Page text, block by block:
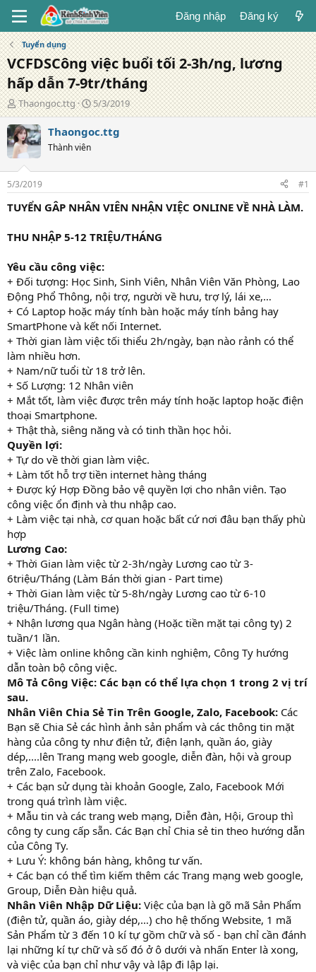
Đăng nhập Đăng ký
Tuyển dụng
VCFDSCông việc buổi tối 2-3h/ng, lương
hấp dẫn 7-9tr/tháng
T
á
c
g
i
ả
Thaongoc.ttg
N
g
à
g
5/3/2019
Thaongoc.ttg
Thành viên
5/3/2019 #1
TUYỂN GÂP NHÂN VIÊN NHẬN VIỆC ONLINE VỀ NHÀ LÀM.
THU NHẬP 5-12 TRIỆU/THÁNG
Yêu cầu công việc:
+ Đối tượng: Học Sinh, Sinh Viên, Nhân Viên Văn Phòng, Lao
Động Phổ Thông, nội trợ, người về hưu, trợ lý, lái xe,…
+ Có Laptop hoặc máy tính bàn hoặc máy tính bảng hay
SmartPhone và kết nối Internet.
+ Thời gian làm việc tối thiểu 2h/ngày, bạn nào rảnh có thể
làm nhiều hơn.
+ Nam/nữ tuổi từ 18 trở lên.
+ Số Lượng: 12 Nhân viên
+ Mắt tốt, làm việc được trên máy tính hoặc laptop hoặc điện
thoại Smartphone.
+ Thật thà, siêng năng và có tinh thần học hỏi.
Quyền lợi:
+ Tự do về thời gian làm việc.
+ Làm tốt hỗ trợ tiền internet hàng tháng
+ Được ký Hợp Đồng bảo vệ quyền lợi cho nhân viên. Tạo
công việc ổn định và thu nhập cao.
+ Làm việc tại nhà, cơ quan hoặc bất cứ nơi đâu bạn thấy phù
hợp
Lương Cao:
+ Thời Gian làm việc từ 2-3h/ngày Lương cao từ 3-
6triệu/Tháng (Làm Bán thời gian - Part time)
+ Thời Gian làm việc từ 5-8h/ngày Lương cao từ 6-10
triệu/Tháng. (Full time)
+ Nhận lương qua Ngân hàng (Hoặc tiền mặt tại công ty) 2
tuần/1 lần.
+ Việc làm online không cần kinh nghiệm, Công Ty hướng
dẫn toàn bộ công việc.
Mô Tả Công Việc: Các bạn có thể lựa chọn 1 trong 2 vị trí
sau.
Nhân Viên Chia Sẻ Tin Trên Google, Zalo, Facebook: Các
Bạn sẽ Chia Sẻ các hình ảnh sản phẩm và các thông tin mặt
hàng của công ty như điện tử, điện lạnh, quần áo, giày
dép,....lên Trang mạng web google, diễn đàn, hội và group
trên Zalo, Facebook.
+ Các bạn sử dụng tài khoản Google, Zalo, Facebook Mới
trong quá trình làm việc.
+ Mẫu tin và các trang web mạng, Diễn đàn, Hội, Group thì
công ty cung cấp sẵn. Các Bạn chỉ Chia sẻ tin theo hướng dẫn
của Công Ty.
+ Lưu Ý: không bán hàng, không tư vấn.
+ Các bạn có thể tìm kiếm thêm các Trang mạng web google,
Group, Diễn Đàn hiệu quả.
Nhân Viên Nhập Dữ Liệu: Việc của bạn là gõ mã Sản Phẩm
(điện tử, quần áo, giày dép,…) cho hệ thống Website, 1 mã
Sản Phẩm từ 3 đến 10 kí tự gồm chữ và số - bạn chỉ cần đánh
lại những kí tự chữ và số đó ở ô dưới và nhấn Enter là xong,
và việc của bạn chỉ như vậy và lập đi lập lại.